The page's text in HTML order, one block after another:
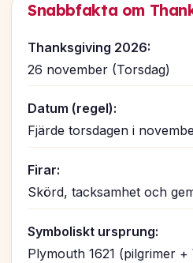
Snabbfakta om
Thanksgiving 2026:
26 november (Torsdag)
Datum (regel):
Fjärde torsdagen i
Firar:
Skörd, tacksamhet och
Symboliskt ursprung:
Plymouth 1621 (pilgrimer +